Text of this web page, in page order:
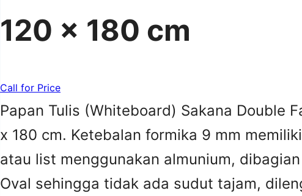
120 x 180 cm
Call for Price
Papan Tulis (Whiteboard) Sakana Double
x 180 cm. Ketebalan formika 9 mm
atau list menggunakan almunium,
Oval sehingga tidak ada sudut tajam,